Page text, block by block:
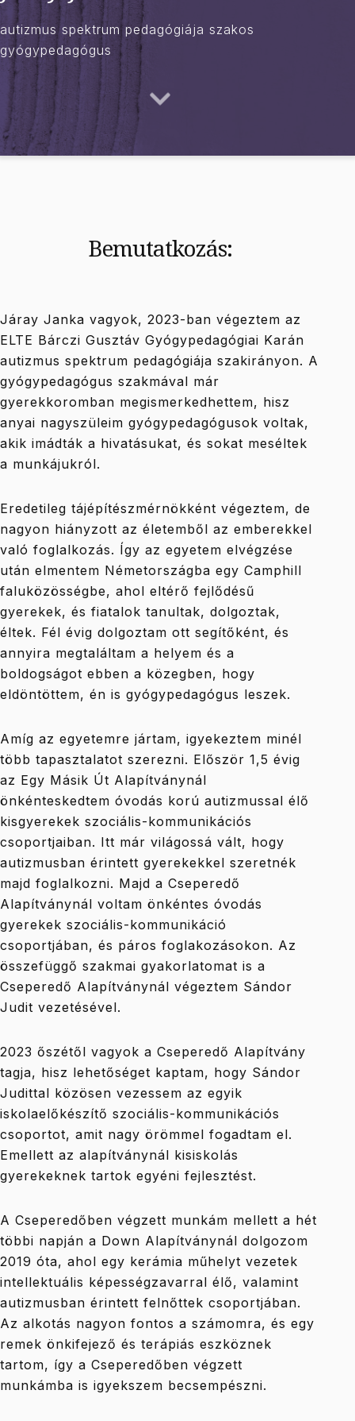
autizmus spektrum pedagógiája szakos
gyógypedagógus
Bemutatkozás:
Járay Janka vagyok, 2023-ban végeztem az
ELTE Bárczi Gusztáv Gyógypedagógiai Karán
autizmus spektrum pedagógiája szakirányon. A
gyógypedagógus szakmával már
gyerekkoromban megismerkedhettem, hisz
anyai nagyszüleim gyógypedagógusok voltak,
akik imádták a hivatásukat, és sokat meséltek
a munkájukról.
Eredetileg tájépítészmérnökként végeztem, de
nagyon hiányzott az életemből az emberekkel
való foglalkozás. Így az egyetem elvégzése
után elmentem Németországba egy Camphill
faluközösségbe, ahol eltérő fejlődésű
gyerekek, és fiatalok tanultak, dolgoztak,
éltek. Fél évig dolgoztam ott segítőként, és
annyira megtaláltam a helyem és a
boldogságot ebben a közegben, hogy
eldöntöttem, én is gyógypedagógus leszek.
Amíg az egyetemre jártam, igyekeztem minél
több tapasztalatot szerezni. Először 1,5 évig
az Egy Másik Út Alapítványnál
önkénteskedtem óvodás korú autizmussal élő
kisgyerekek szociális-kommunikációs
csoportjaiban. Itt már világossá vált, hogy
autizmusban érintett gyerekekkel szeretnék
majd foglalkozni. Majd a Cseperedő
Alapítványnál voltam önkéntes óvodás
gyerekek szociális-kommunikáció
csoportjában, és páros foglakozásokon. Az
összefüggő szakmai gyakorlatomat is a
Cseperedő Alapítványnál végeztem Sándor
Judit vezetésével.
2023 őszétől vagyok a Cseperedő Alapítvány
tagja, hisz lehetőséget kaptam, hogy Sándor
Judittal közösen vezessem az egyik
iskolaelőkészítő szociális-kommunikációs
csoportot, amit nagy örömmel fogadtam el.
Emellett az alapítványnál kisiskolás
gyerekeknek tartok egyéni fejlesztést.
A Cseperedőben végzett munkám mellett a hét
többi napján a Down Alapítványnál dolgozom
2019 óta, ahol egy kerámia műhelyt vezetek
intellektuális képességzavarral élő, valamint
autizmusban érintett felnőttek csoportjában.
Az alkotás nagyon fontos a számomra, és egy
remek önkifejező és terápiás eszköznek
tartom, így a Cseperedőben végzett
munkámba is igyekszem becsempészni.